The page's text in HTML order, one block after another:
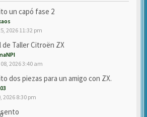
un capó fase 2
2026 11:32 pm
de Taller Citroën ZX
2026 3:40 am
dos piezas para un amigo con ZX.
2026 8:30 pm